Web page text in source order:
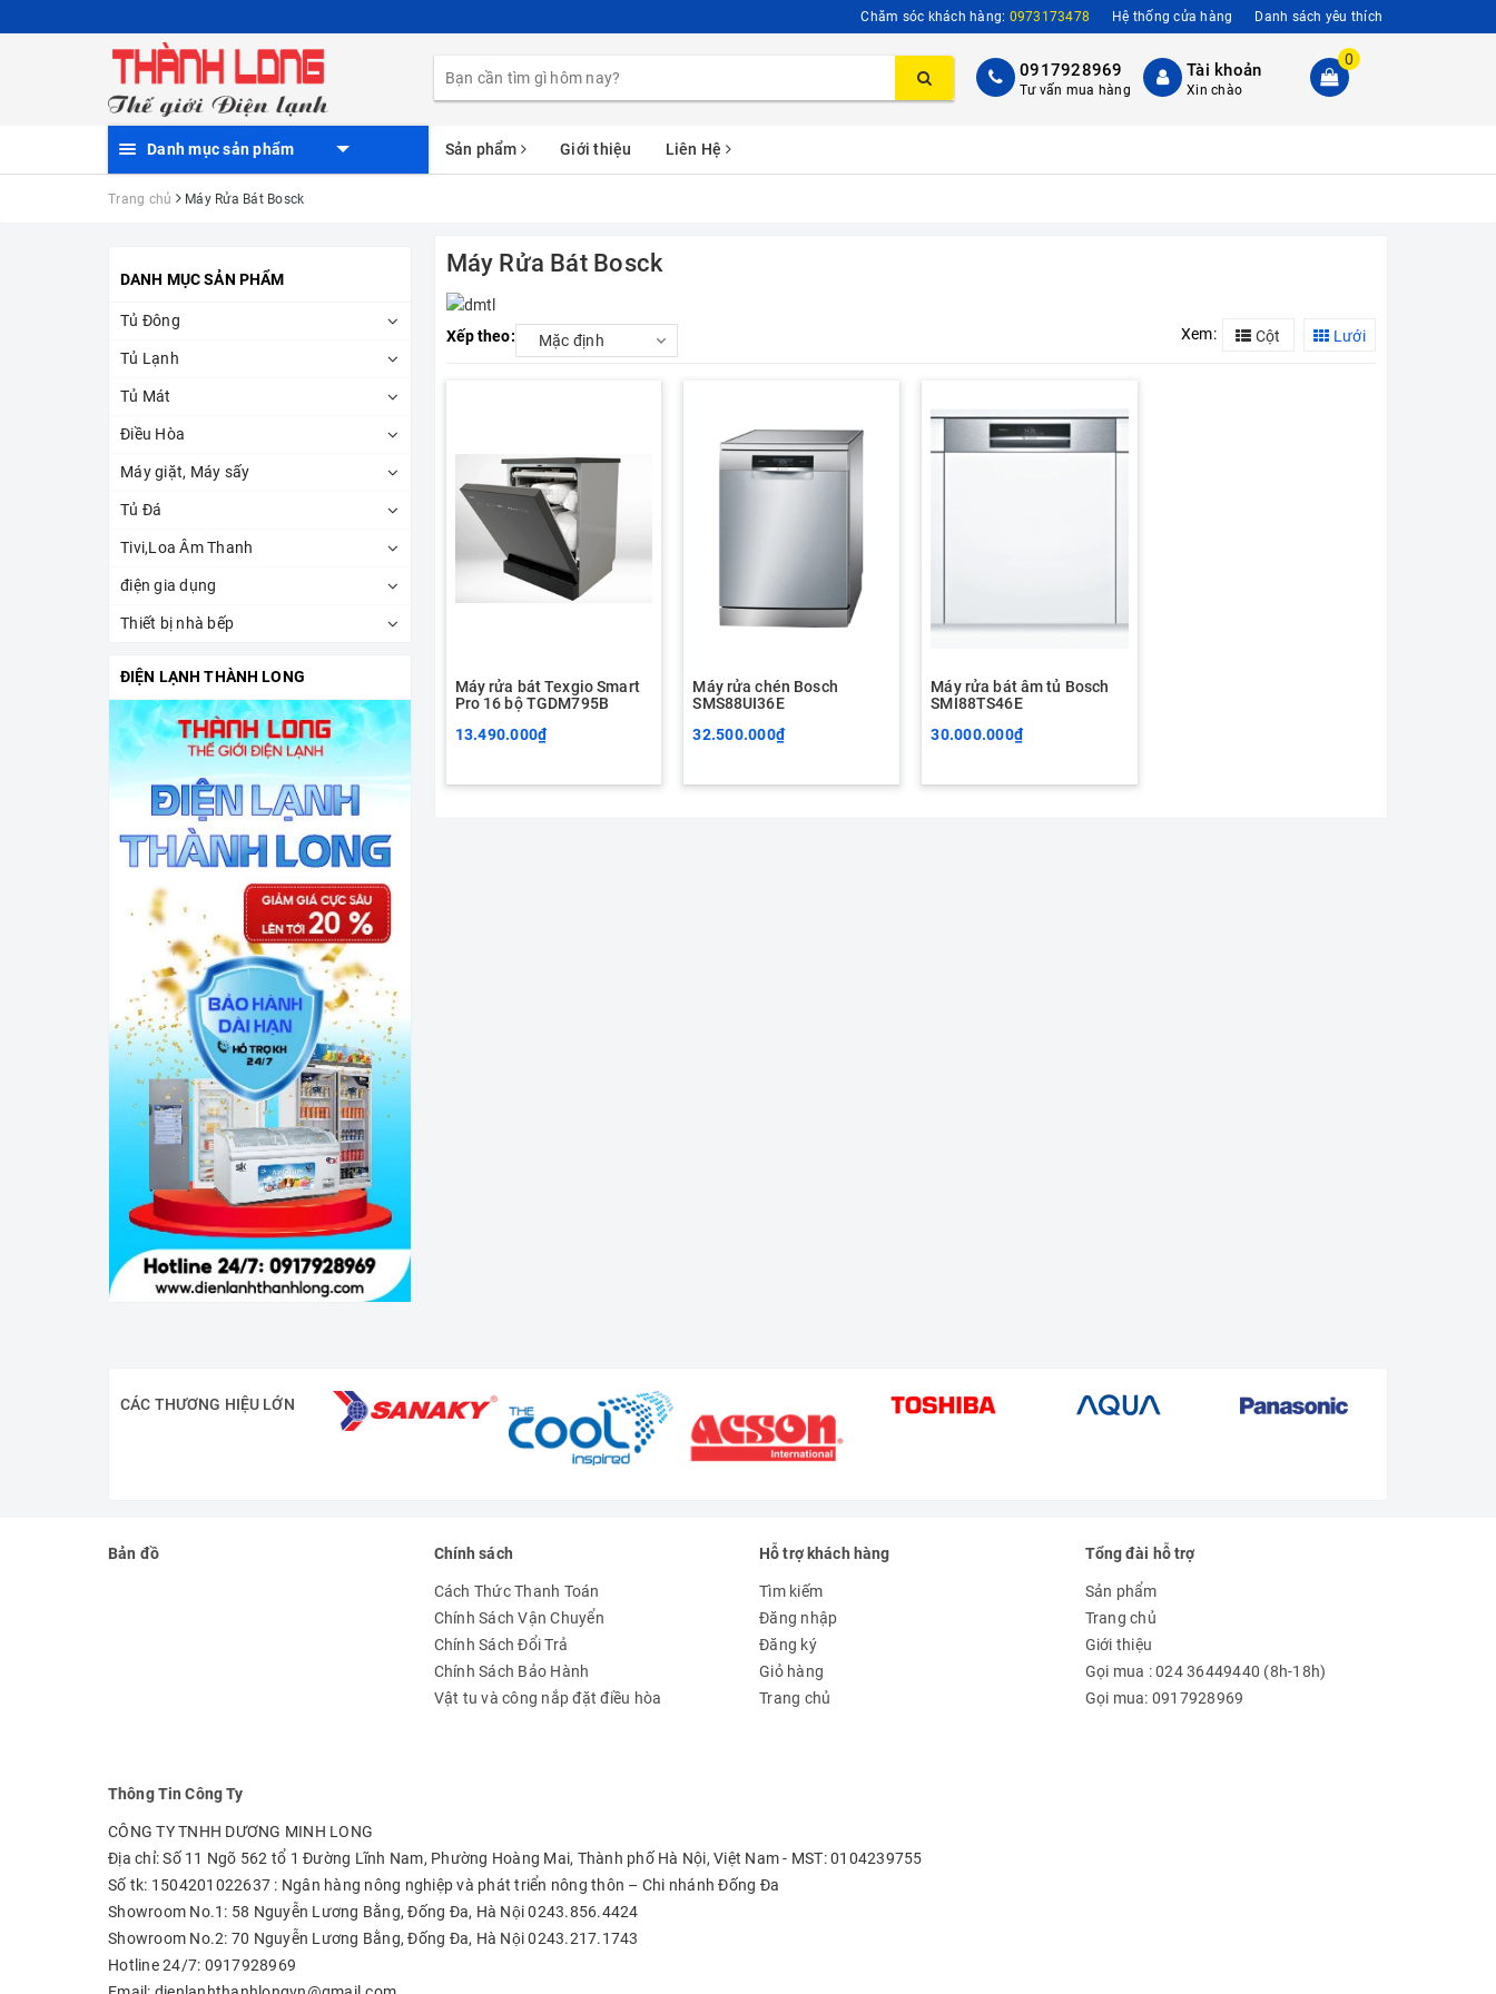
Chăm sóc khách hàng: 0973173478 Hệ thống cửa hàng Danh sách yêu thích
0917928969
Tư vấn mua hàng
Tài khoản
Xin chào
0
Danh mục sản phẩm Sản phẩm Giới thiệu Liên Hệ
Trang chủ Máy Rửa Bát Bosck
DANH MỤC SẢN PHẨM
Tủ Đông
Tủ Lạnh
Tủ Mát
Điều Hòa
Máy giặt, Máy sấy
Tủ Đá
Tivi,Loa Âm Thanh
điện gia dụng
Thiết bị nhà bếp
ĐIỆN LẠNH THÀNH LONG
Máy Rửa Bát Bosck
Xếp theo: Xem: Cột Lưới
Máy rửa bát Texgio Smart
Pro 16 bộ TGDM795B
13.490.000₫
Máy rửa chén Bosch
SMS88UI36E
32.500.000₫
Máy rửa bát âm tủ Bosch
SMI88TS46E
30.000.000₫
CÁC THƯƠNG HIỆU LỚN
Bản đồ Chính sách
Cách Thức Thanh Toán
Chính Sách Vận Chuyển
Chính Sách Đổi Trả
Chính Sách Bảo Hành
Vật tu và công nắp đặt điều hòa
Hỗ trợ khách hàng
Tìm kiếm
Đăng nhập
Đăng ký
Giỏ hàng
Trang chủ
Tổng đài hỗ trợ
Sản phẩm
Trang chủ
Giới thiệu
Gọi mua : 024 36449440 (8h-18h)
Gọi mua: 0917928969
Thông Tin Công Ty
CÔNG TY TNHH DƯƠNG MINH LONG
Địa chỉ: Số 11 Ngõ 562 tổ 1 Đường Lĩnh Nam, Phường Hoàng Mai, Thành phố Hà Nội, Việt Nam - MST: 0104239755
Số tk: 1504201022637 : Ngân hàng nông nghiệp và phát triển nông thôn – Chi nhánh Đống Đa
Showroom No.1: 58 Nguyễn Lương Bằng, Đống Đa, Hà Nội 0243.856.4424
Showroom No.2: 70 Nguyễn Lương Bằng, Đống Đa, Hà Nội 0243.217.1743
Hotline 24/7: 0917928969